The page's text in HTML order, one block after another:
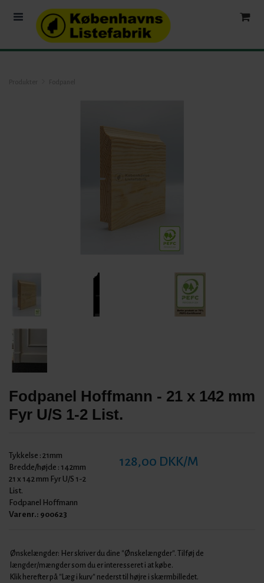
Fodpanel Hoffmann - 21 x 142 mm
Fyr U/S 1-2 List.
Tykkelse : 21mm
Bredde/højde : 142mm
21 x 142 mm Fyr U/S 1-2
List.
Fodpanel Hoffmann
Varenr.: 900623
128,00 DKK/M
Ønskelængder: Her skriver du dine "Ønskelængder". Tilføj de
længder/mængder som du er interesseret i at købe.
Klik herefter på "Læg i kurv" nederst til højre i skærmbilledet.